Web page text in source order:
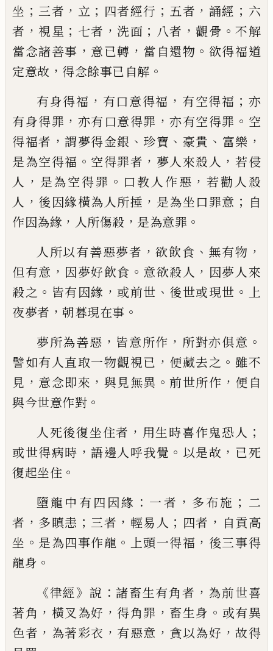
坐 ； 三者 ， 立 ； 四者經行 ； 五者 ， 誦經 ； 六
者 ，視星 ； 七者 ， 洗面 ； 八者 ，觀骨 。不解
當念諸善事 ， 意已轉 ， 當自還物 。 欲得福道
定意故 ， 得念餘事已自解 。
有身得福 ， 有口意得福 ， 有空得福 ； 亦
有身得罪 ， 亦有口意得罪 ，亦有空得罪 。 空
得福者 ，謂夢得金銀 、 珍寶 、 豪貴 、 富樂 ，
是為空得福 。 空得罪者 ， 夢人來殺人 ， 若侵
人 ， 是為空得罪 。 口教 人作惡 ，若勸人殺
人 ， 後因緣橫為人所捶 ， 是為坐口罪意 ； 自
作因為緣 ， 人所傷殺 ， 是為意罪 。
人所以有善惡夢者 ，欲飲食 、 無有物 ，
但有意 ， 因夢好飲食 。 意欲殺人 ， 因夢人來
殺之 。 皆有因緣 ， 或前世 、 後世或現世 。
上
夜夢者 ， 朝暮現在事 。
夢所為善惡 ， 皆意所作 ， 所對亦俱意 。
譬如有人直取一物觀視已 ， 便藏去之 。雖不
見 ， 意念即來 ， 與見無異 。前世所作 ， 便自
與今世意作對 。
人死後復坐住者 ， 用生時喜作鬼恐人 ；
或世得病時 ，語邊人呼我覺 。 以是故 ， 已死
復起坐住 。
墮龍中有四因緣 ： 一者 ， 多布施 ； 二
者 ， 多瞋恚 ； 三者 ， 輕易人 ； 四者 ， 自貢高
坐 。 是為四事作龍 。 上頭一得福 ， 後三事得
龍身 。
《律經》 說 ：諸畜生有角者 ， 為前世喜
著角 ， 橫叉為好 ， 得角罪 ， 畜生身 。 或有異
色者 ， 為著彩衣 ， 有惡意 ， 貪以為好 ，故得